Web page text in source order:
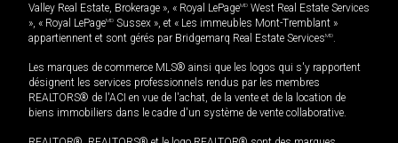
Valley Real Estate, Brokerage », « Royal LePageMD West Real Estate Services
», « Royal LePageMD Sussex », et « Les immeubles Mont-Tremblant »
appartiennent et sont gérés par Bridgemarq Real Estate ServicesMD
Les marques de commerce MLS® ainsi que les logos qui s'y rapportent
désignent les services professionnels rendus par les membres
REALTORS® de l'ACI en vue de l'achat, de la vente et de la location de
biens immobiliers dans le cadre d'un système de vente collaborative.